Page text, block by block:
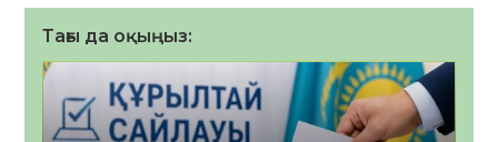
Тағы да оқыңыз: